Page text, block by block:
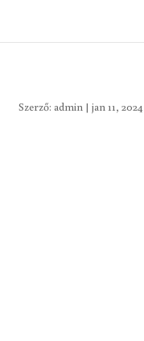
Szerző: admin | jan 11, 2024